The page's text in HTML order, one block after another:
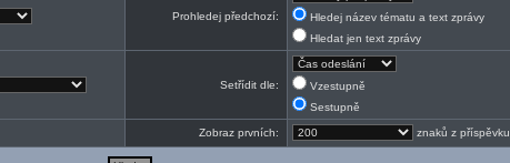
Prohledej předchozí:
Hledej název tématu a text zprávy
Hledat jen text zprávy
Setřídit dle:
Vzestupně
Sestupně
Zobraz prvních: znaků z příspěvku